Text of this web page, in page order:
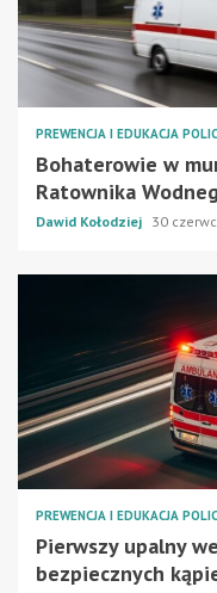
PREWENCJA I EDUKACJA
Bohaterowie w
Ratownika
Dawid Kołodziej 30
PREWENCJA I EDUKACJA
Pierwszy upalny
bezpiecznych